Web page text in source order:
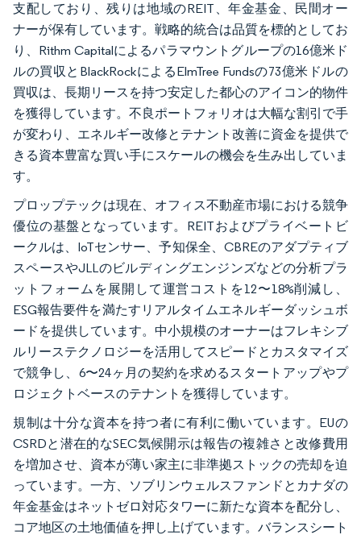
支配しており、残りは地域のREIT、年金基金、民間オー
ナーが保有しています。戦略的統合は品質を標的としてお
り、Rithm Capitalによるパラマウントグループの16億米ド
ルの買収とBlackRockによるElmTree Fundsの73億米ドルの
買収は、長期リースを持つ安定した都心のアイコン的物件
を獲得しています。不良ポートフォリオは大幅な割引で手
が変わり、エネルギー改修とテナント改善に資金を提供で
きる資本豊富な買い手にスケールの機会を生み出していま
す。
プロップテックは現在、オフィス不動産市場における競争
優位の基盤となっています。REITおよびプライベートビ
ークルは、IoTセンサー、予知保全、CBREのアダプティブ
スペースやJLLのビルディングエンジンズなどの分析プラ
ットフォームを展開して運営コストを12〜18%削減し、
ESG報告要件を満たすリアルタイムエネルギーダッシュボ
ードを提供しています。中小規模のオーナーはフレキシブ
ルリーステクノロジーを活用してスピードとカスタマイズ
で競争し、6〜24ヶ月の契約を求めるスタートアップやプ
ロジェクトベースのテナントを獲得しています。
規制は十分な資本を持つ者に有利に働いています。EUの
CSRDと潜在的なSEC気候開示は報告の複雑さと改修費用
を増加させ、資本が薄い家主に非準拠ストックの売却を迫
っています。一方、ソブリンウェルスファンドとカナダの
年金基金はネットゼロ対応タワーに新たな資本を配分し、
コア地区の土地価値を押し上げています。バランスシート